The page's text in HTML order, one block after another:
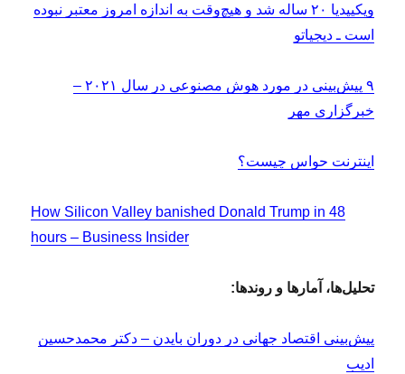
ویکیپدیا ۲۰ ساله شد و هیچ‌وقت به اندازه امروز معتبر نبوده
است ـ دیجیاتو
۹ پیش‌بینی در مورد هوش مصنوعی در سال ۲۰۲۱ –
خبرگزاری مهر
اینترنت حواس چیست؟
How Silicon Valley banished Donald Trump in 48
hours – Business Insider
تحلیل‌ها، آمارها و روندها:
پیش‌بینی اقتصاد جهانی در دوران بایدن – دکتر محمدحسین
ادیب